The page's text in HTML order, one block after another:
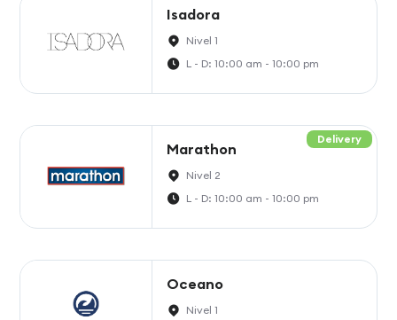
Isadora
Nivel 1
L - D: 10:00 am - 10:00 pm
Delivery
Marathon
Nivel 2
L - D: 10:00 am - 10:00 pm
Oceano
Nivel 1